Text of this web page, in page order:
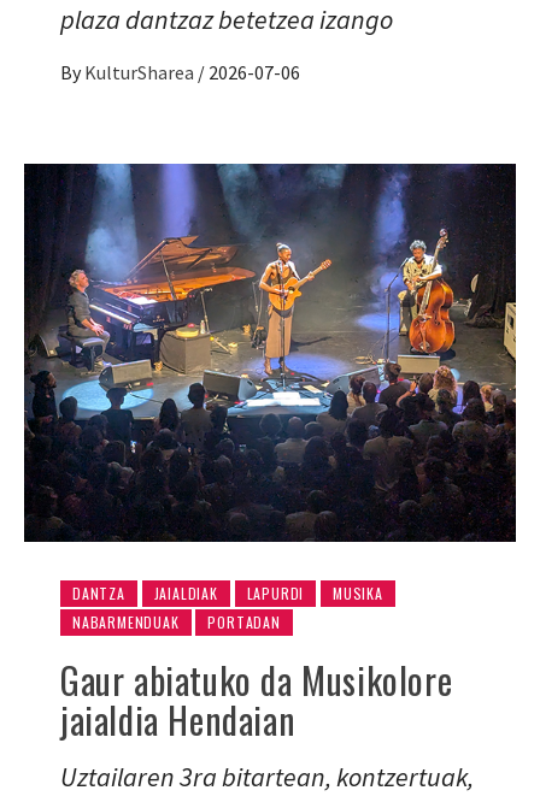
plaza dantzaz betetzea izango
By KulturSharea / 2026-07-06
DANTZA JAIALDIAK LAPURDI
MUSIKA
NABARMENDUAK
PORTADAN
Gaur abiatuko da Musikolore
jaialdia Hendaian
Uztailaren 3ra bitartean, kontzertuak,